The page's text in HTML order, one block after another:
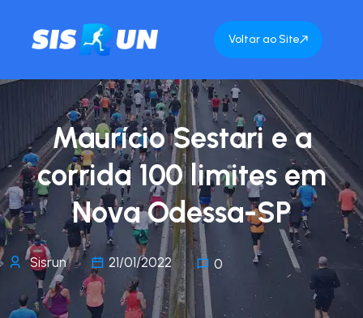
Voltar ao Site
Maurício Sestari e a
corrida 100 limites em
Nova Odessa-SP
Sisrun 21/01/2022 0